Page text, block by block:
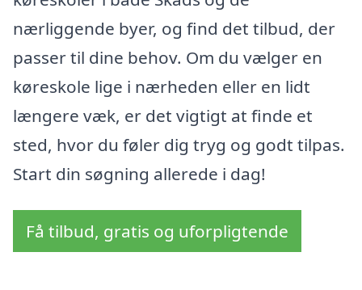
nærliggende byer, og find det tilbud, der
passer til dine behov. Om du vælger en
køreskole lige i nærheden eller en lidt
længere væk, er det vigtigt at finde et
sted, hvor du føler dig tryg og godt tilpas.
Start din søgning allerede i dag!
Få tilbud, gratis og uforpligtende